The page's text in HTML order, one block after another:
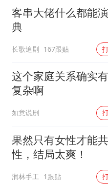
多个
客串大佬什么都能
典
长歌追剧 167跟贴
这个家庭关系确实
复杂啊
如意说剧
果然只有女性才能
性，结局太爽！
润林手工 1跟贴